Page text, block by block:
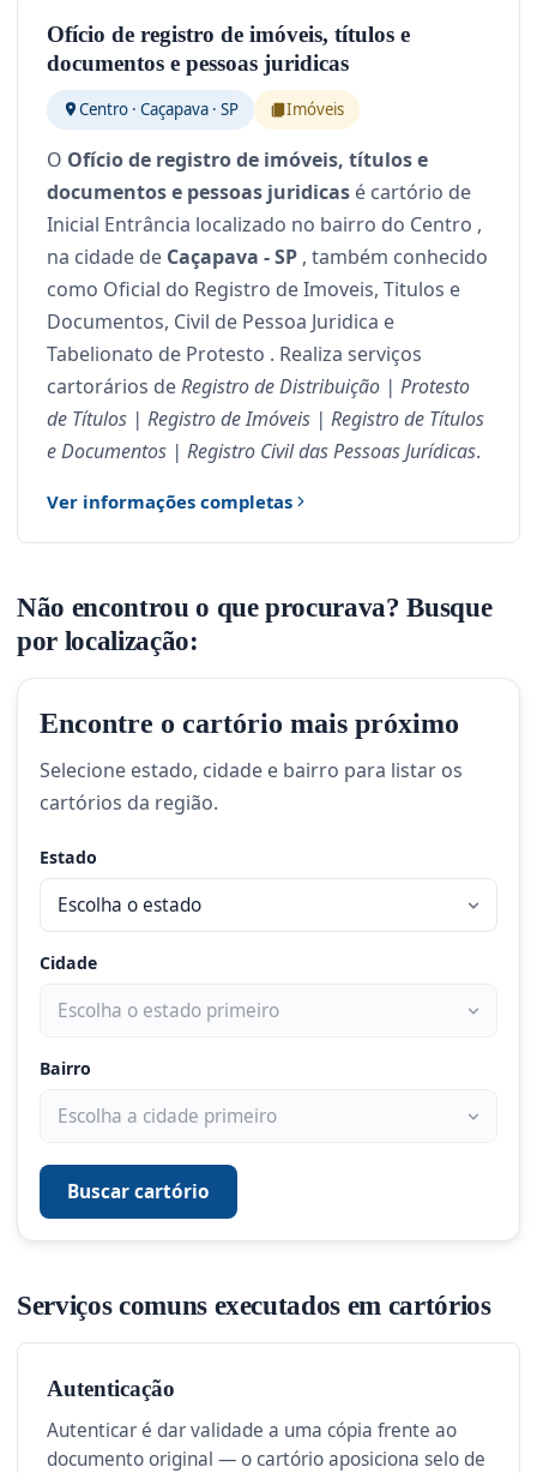
Ofício de registro de imóveis, títulos e
documentos e pessoas juridicas
Centro · Caçapava · SP Imóveis
O Ofício de registro de imóveis, títulos e
documentos e pessoas juridicas é cartório de
Inicial Entrância localizado no bairro do Centro ,
na cidade de Caçapava - SP , também conhecido
como Oficial do Registro de Imoveis, Titulos e
Documentos, Civil de Pessoa Juridica e
Tabelionato de Protesto . Realiza serviços
cartorários deRegistro de Distribuição | Protesto
de Títulos | Registro de Imóveis | Registro de Títulos
e Documentos | Registro Civil das Pessoas Jurídicas.
Ver informações completas
Não encontrou o que procurava? Busque
por localização:
Encontre o cartório mais próximo
Selecione estado, cidade e bairro para listar os
cartórios da região.
Estado
Cidade
Bairro
Buscar cartório
Serviços comuns executados em cartórios
Autenticação
Autenticar é dar validade a uma cópia frente ao
documento original — o cartório aposiciona selo de